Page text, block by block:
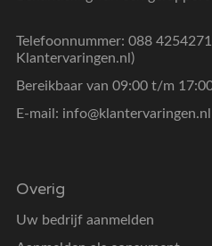
Telefoonnummer: 088
Klantervaringen.nl)
Bereikbaar van 09:00 t/m
E-mail: info@klantervaringen.nl
Overig
Uw bedrijf aanmelden